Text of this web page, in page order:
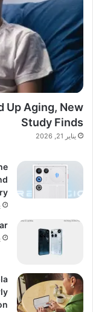
Up Aging, New
Study Finds
يناير 21, 2026